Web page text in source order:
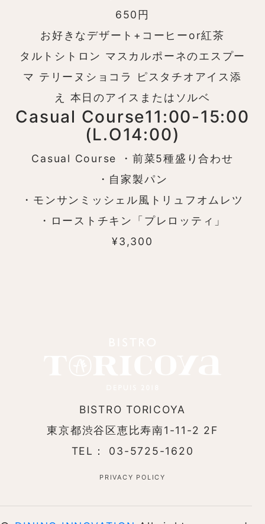
650円
お好きなデザート+コーヒーor紅茶
タルトシトロン マスカルポーネのエスプー
マ テリーヌショコラ ピスタチオアイス添
え 本日のアイスまたはソルベ
Casual Course11:00-15:00
(L.O14:00)
Casual Course
・前菜5種盛り合わせ
・自家製パン
・モンサンミッシェル風トリュフオムレツ
・ローストチキン「プレロッティ」
¥3,300
BISTRO TORICOYA
東京都渋谷区恵比寿南1-11-2 2F
TEL： 03-5725-1620
PRIVACY POLICY